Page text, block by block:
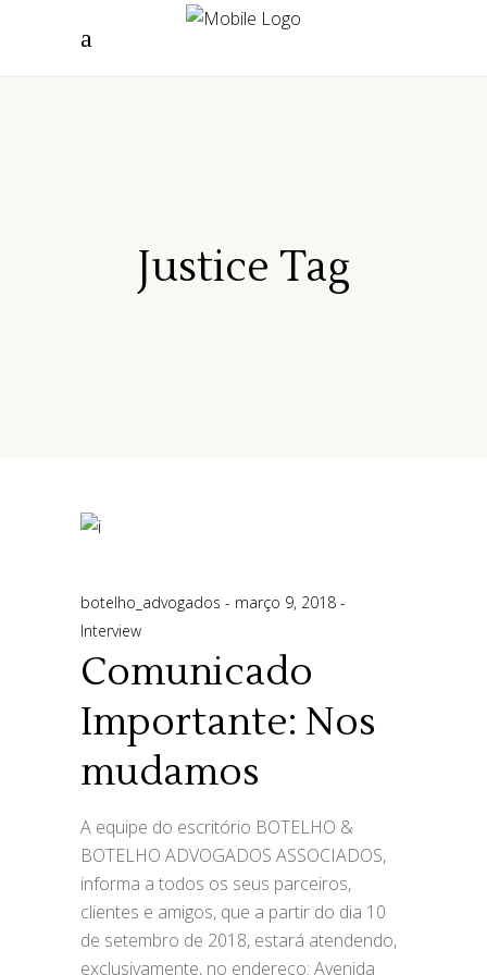
Justice Tag
botelho_advogados
março 9, 2018
Interview
Comunicado
Importante: Nos
mudamos
A equipe do escritório BOTELHO &
BOTELHO ADVOGADOS ASSOCIADOS,
informa a todos os seus parceiros,
clientes e amigos, que a partir do dia 10
de setembro de 2018, estará atendendo,
exclusivamente, no endereço: Avenida